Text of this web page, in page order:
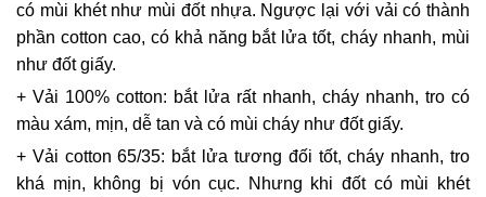
có mùi khét như mùi đốt nhựa. Ngược lại với vải có thành
phần cotton cao, có khả năng bắt lửa tốt, cháy nhanh, mùi
như đốt giấy.
+ Vải 100% cotton: bắt lửa rất nhanh, cháy nhanh, tro có
màu xám, mịn, dễ tan và có mùi cháy như đốt giấy.
+ Vải cotton 65/35: bắt lửa tương đối tốt, cháy nhanh, tro
khá mịn, không bị vón cục. Nhưng khi đốt có mùi khét